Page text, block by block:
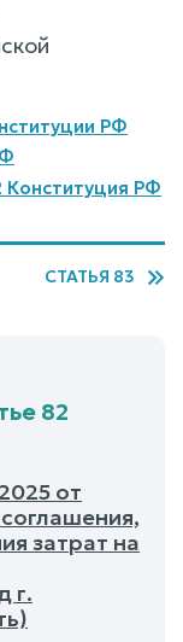
РФ
Конституция РФ
СТАТЬЯ 83
82
от
затрат на
г.